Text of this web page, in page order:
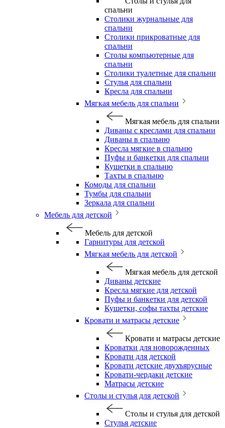
спальни
Столики журнальные для
спальни
Столики прикроватные для
спальни
Столы компьютерные для
спальни
Столики туалетные для спальни
Стулья для спальни
Кресла для спальни
Мягкая мебель для спальни
Мягкая мебель для спальни
Диваны с креслами для спальни
Диваны в спальню
Кресла мягкие в спальню
Пуфы и банкетки для спальни
Кушетки в спальню
Тахты в спальню
Комоды для спальни
Тумбы для спальни
Зеркала для спальни
Мебель для детской
Мебель для детской
Гарнитуры для детской
Мягкая мебель для детской
Мягкая мебель для детской
Диваны детские
Кресла мягкие для детской
Пуфы и банкетки для детской
Кушетки, софы тахты детские
Кровати и матрасы детские
Кровати и матрасы детские
Кроватки для новорожденных
Кровати для детской
Кровати детские двухъярусные
Кровати-чердаки детские
Матрасы детские
Столы и стулья для детской
Столы и стулья для детской
Стулья детские